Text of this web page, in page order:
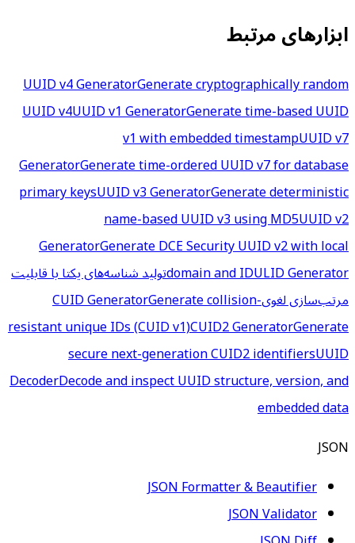
ابزارهای مرتبط
UUID v4 GeneratorGenerate cryptographically random
UUID v4UUID v1 GeneratorGenerate time-based UUID
v1 with embedded timestampUUID v7
GeneratorGenerate time-ordered UUID v7 for database
primary keysUUID v3 GeneratorGenerate deterministic
name-based UUID v3 using MD5UUID v2
GeneratorGenerate DCE Security UUID v2 with local
domain and IDULID Generator
تولید شناسه‌های یکتا با قابلیت
مرتب‌سازی لغوی
CUID GeneratorGenerate collision-
resistant unique IDs (CUID v1)CUID2 GeneratorGenerate
secure next-generation CUID2 identifiersUUID
DecoderDecode and inspect UUID structure, version, and
embedded data
JSON
JSON Formatter & Beautifier
JSON Validator